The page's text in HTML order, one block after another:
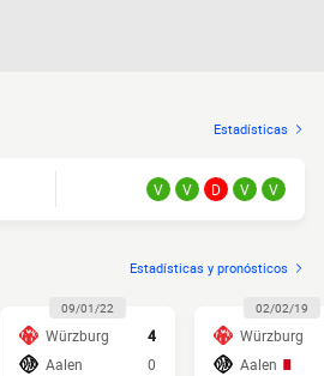
Estadísticas
V V D V V
Estadísticas y pronósticos
09/01/22
Würzburg
4
Aalen
0
02/02/19
Würzburg
Aalen